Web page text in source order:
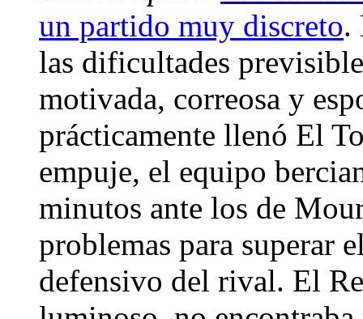
un partido muy discreto.
las dificultades
motivada, correosa y
prácticamente llenó El
empuje, el equipo
minutos ante los de
problemas para superar
defensivo del rival. El